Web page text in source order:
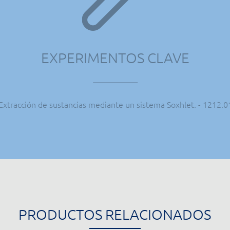
EXPERIMENTOS CLAVE
de sustancias mediante un sistema Soxhlet. -
PRODUCTOS RELACIONADOS